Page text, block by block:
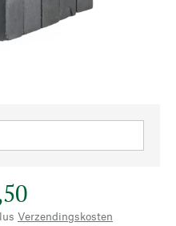
Verzendingskosten